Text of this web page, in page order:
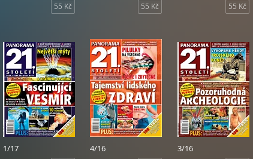
55 Kč 55 Kč 55 Kč
1/17 4/16 3/16